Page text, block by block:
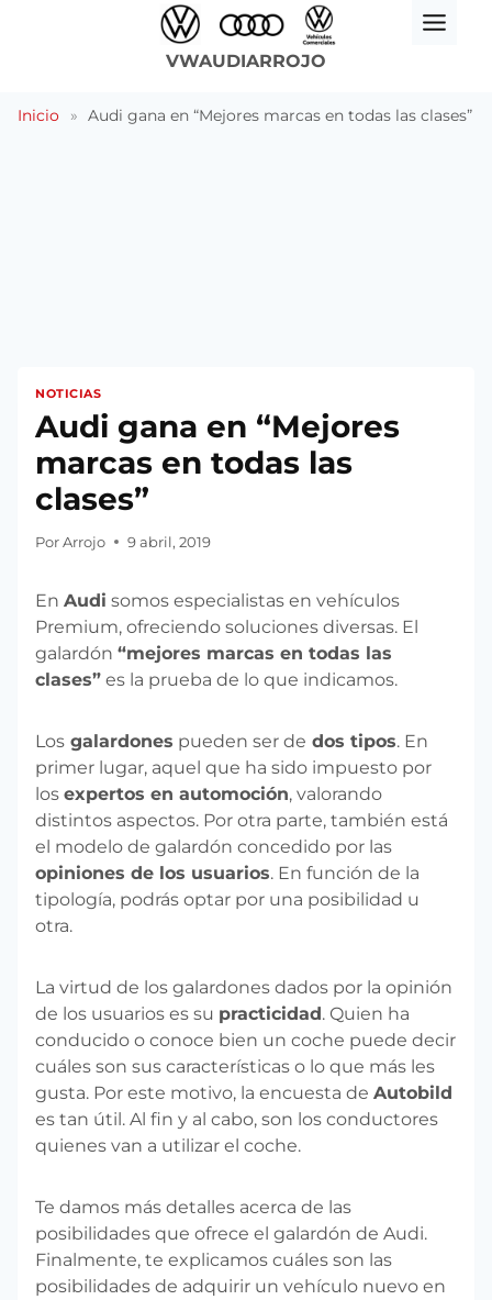
VWAUDIARROJO
Inicio » Audi gana en “Mejores marcas en todas las clases”
NOTICIAS
Audi gana en “Mejores
marcas en todas las
clases”
Por Arrojo 9 abril, 2019
En Audi somos especialistas en vehículos
Premium, ofreciendo soluciones diversas. El
galardón “mejores marcas en todas las
clases” es la prueba de lo que indicamos.
Los galardones pueden ser de dos tipos. En
primer lugar, aquel que ha sido impuesto por
los expertos en automoción, valorando
distintos aspectos. Por otra parte, también está
el modelo de galardón concedido por las
opiniones de los usuarios. En función de la
tipología, podrás optar por una posibilidad u
otra.
La virtud de los galardones dados por la opinión
de los usuarios es su practicidad. Quien ha
conducido o conoce bien un coche puede decir
cuáles son sus características o lo que más les
gusta. Por este motivo, la encuesta de Autobild
es tan útil. Al fin y al cabo, son los conductores
quienes van a utilizar el coche.
Te damos más detalles acerca de las
posibilidades que ofrece el galardón de Audi.
Finalmente, te explicamos cuáles son las
posibilidades de adquirir un vehículo nuevo en